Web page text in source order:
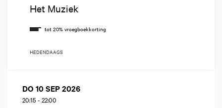
Het Muziek
HEDENDAAGS
DO 10 SEP 2026
20:15 - 22:00